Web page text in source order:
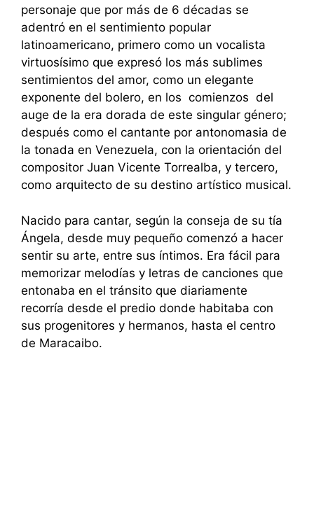
personaje que por más de 6 décadas se
adentró en el sentimiento popular
latinoamericano, primero como un vocalista
virtuosísimo que expresó los más sublimes
sentimientos del amor, como un elegante
exponente del bolero, en los comienzos del
auge de la era dorada de este singular género;
después como el cantante por antonomasia de
la tonada en Venezuela, con la orientación del
compositor Juan Vicente Torrealba, y tercero,
como arquitecto de su destino artístico musical.
Nacido para cantar, según la conseja de su tía
Ángela, desde muy pequeño comenzó a hacer
sentir su arte, entre sus íntimos. Era fácil para
memorizar melodías y letras de canciones que
entonaba en el tránsito que diariamente
recorría desde el predio donde habitaba con
sus progenitores y hermanos, hasta el centro
de Maracaibo.